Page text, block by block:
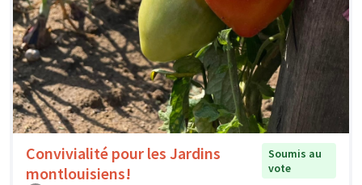
Convivialité pour les Jardins
montlouisiens!
Soumis au
vote